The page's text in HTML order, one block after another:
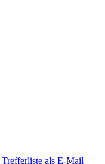
Trefferliste als E-Mail